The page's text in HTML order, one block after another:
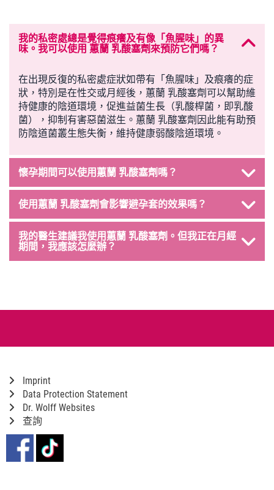
我的私密處總是覺得痕癢及有像「魚腥味」的異
味。我可以使用 蕙蘭 乳酸塞劑來預防它們嗎？
在出現反復的私密處症狀如帶有「魚腥味」及痕癢的症
狀，特別是在性交或月經後，蕙蘭 乳酸塞劑可以幫助維
持健康的陰道環境，促進益菌生長（乳酸桿菌，即乳酸
菌），抑制有害惡菌滋生。蕙蘭 乳酸塞劑因此能有助預
防陰道菌叢生態失衡，維持健康弱酸陰道環境。
懷孕期間可以使用蕙蘭 乳酸塞劑嗎？
使用蕙蘭 乳酸塞劑會影響避孕套的效果嗎？
我的醫生建議我使用蕙蘭 乳酸塞劑。但我正在月經
期間，我應該怎麼辦？
Imprint
Data Protection Statement
Dr. Wolff Websites
查詢